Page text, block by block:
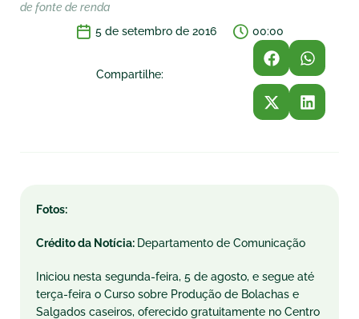
de fonte de renda
5 de setembro de 2016
00:00
Compartilhe:
Fotos:
Crédito da Notícia: Departamento de Comunicação
Iniciou nesta segunda-feira, 5 de agosto, e segue até
terça-feira o Curso sobre Produção de Bolachas e
Salgados caseiros, oferecido gratuitamente no Centro